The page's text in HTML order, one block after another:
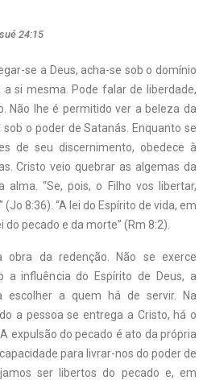
24:15
se a Deus, acha-se sob o domínio
si mesma. Pode falar de liberdade,
Não lhe é permitido ver a beleza da
o poder de Satanás. Enquanto se
de seu discernimento, obedece à
Cristo veio quebrar as algemas da
alma. “Se, pois, o Filho vos libertar,
8:36). “A lei do Espírito de vida, em
do pecado e da morte” (Rm 8:2).
obra da redenção. Não se exerce
a influência do Espírito de Deus, a
escolher a quem há de servir. Na
a pessoa se entrega a Cristo, há o
expulsão do pecado é ato da própria
para livrar-nos do poder de
ser libertos do pecado e, em